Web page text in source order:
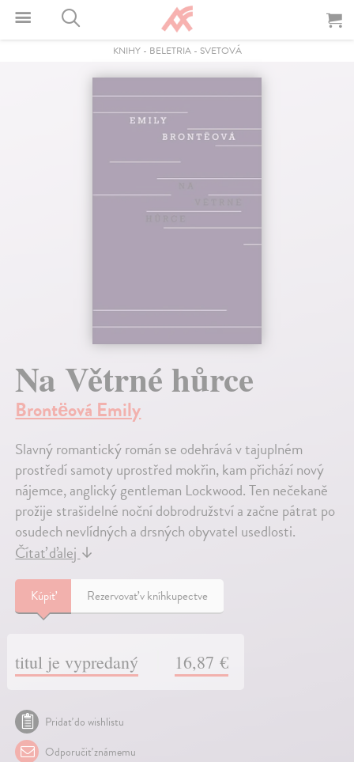
KNIHY- BELETRIA- SVETOVÁ
Na Větrné hůrce
Brontëová Emily
Slavný romantický román se odehrává v tajuplném
prostředí samoty uprostřed mokřin, kam přichází nový
nájemce, anglický gentleman Lockwood. Ten nečekaně
prožije strašidelné noční dobrodružství a začne pátrat po
osudech nevlídných a drsných obyvatel usedlosti.
Čítať ďalej ↓
Kúpiť Rezervovať v kníhkupectve
titul je vypredaný 16,87 €
Pridať do wishlistu
Odporučiť známemu